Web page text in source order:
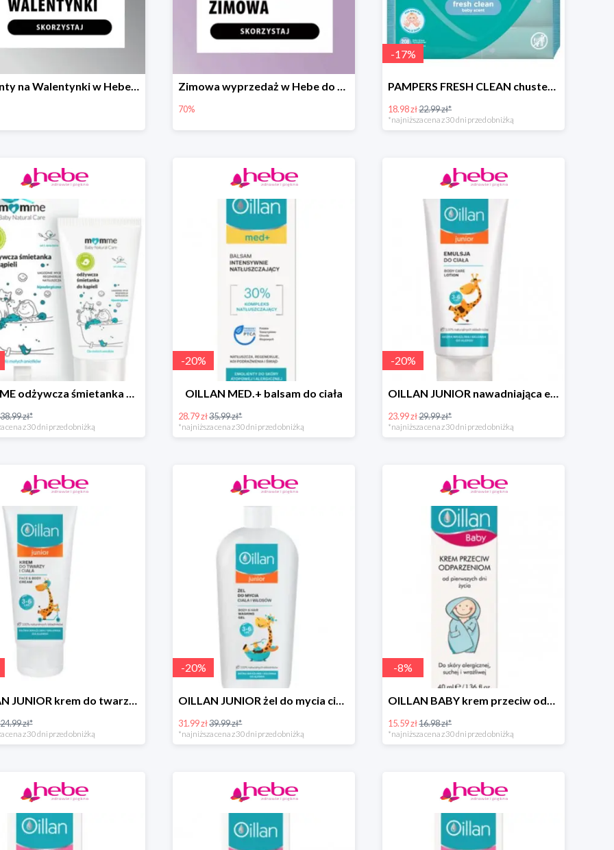
Prezenty na Walentynki w Hebe do -50% Zimowa wyprzedaż w Hebe do -70%
70%
-17%
PAMPERS FRESH CLEAN chusteczki nawilżane
18.98 zł22.99 zł*
*najniższa cena z 30 dni przed obniżką
MOMME odżywcza śmietanka do kąpieli
38.99 zł*
cena z 30 dni przed obniżką
-20%
OILLAN MED.+ balsam do ciała
28.79 zł35.99 zł*
*najniższa cena z 30 dni przed obniżką
-20%
OILLAN JUNIOR nawadniająca emulsja do ciała, 200 ml
23.99 zł29.99 zł*
*najniższa cena z 30 dni przed obniżką
OILLAN JUNIOR krem do twarzy i ciała, 75 ml
24.99 zł*
cena z 30 dni przed obniżką
-20%
OILLAN JUNIOR żel do mycia ciała i włosów, 400 ml
31.99 zł39.99 zł*
*najniższa cena z 30 dni przed obniżką
-8%
OILLAN BABY krem przeciw odparzeniom, 40 ml
15.59 zł16.98 zł*
*najniższa cena z 30 dni przed obniżką